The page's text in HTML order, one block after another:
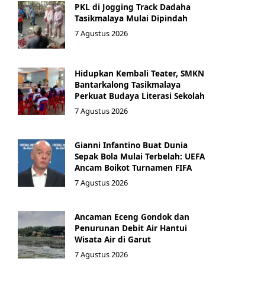
PKL di Jogging Track Dadaha
Tasikmalaya Mulai Dipindah
7 Agustus 2026
Hidupkan Kembali Teater, SMKN
Bantarkalong Tasikmalaya
Perkuat Budaya Literasi Sekolah
7 Agustus 2026
Gianni Infantino Buat Dunia
Sepak Bola Mulai Terbelah: UEFA
Ancam Boikot Turnamen FIFA
7 Agustus 2026
Ancaman Eceng Gondok dan
Penurunan Debit Air Hantui
Wisata Air di Garut
7 Agustus 2026